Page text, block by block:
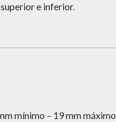
e inferior.
mínimo – 19 mm máximo